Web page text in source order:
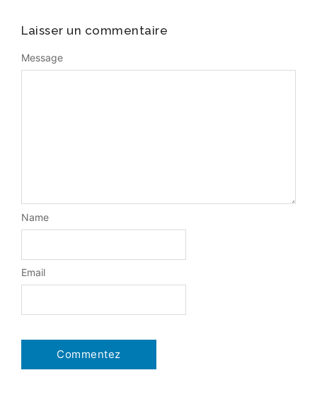
Laisser un commentaire
Message
Name
Email